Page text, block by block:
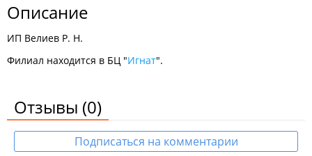
Описание
ИП Велиев Р. Н.
Филиал находится в БЦ "Игнат".
Отзывы (0)
Подписаться на комментарии